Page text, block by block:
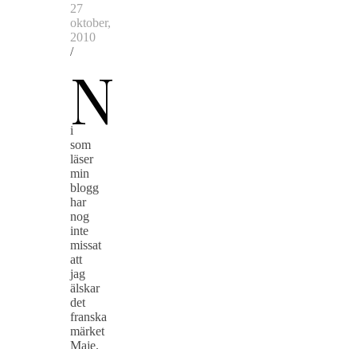
27
oktober,
2010
/
N
i
som
läser
min
blogg
har
nog
inte
missat
att
jag
älskar
det
franska
märket
Maje.